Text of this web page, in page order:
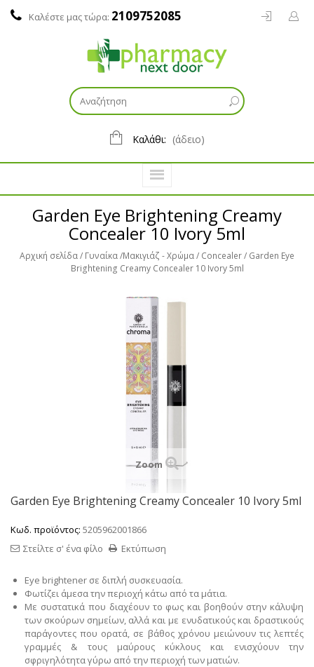
Καλέστε μας τώρα: 2109752085
Καλάθι: (άδειο)
Garden Eye Brightening Creamy
Concealer 10 Ivory 5ml
Αρχική σελίδα Γυναίκα Μακιγιάζ - Χρώμα Concealer
Garden Eye
Brightening Creamy Concealer 10 Ivory 5ml
Zoom
Garden Eye Brightening Creamy Concealer 10 Ivory 5ml
Κωδ. προϊόντος: 5205962001866
Εκτύπωση
Στείλτε σ' ένα φίλο
Eye brightener σε διπλή συσκευασία.
Φωτίζει άμεσα την περιοχή κάτω από τα μάτια.
Με συστατικά που διαχέουν το φως και βοηθούν στην κάλυψη
των σκούρων σημείων, αλλά και με ενυδατικούς και δραστικούς
παράγοντες που ορατά, σε βάθος χρόνου μειώνουν τις λεπτές
γραμμές & τους μαύρους κύκλους και ενισχύουν την
σφριγηλότητα γύρω από την περιοχή των ματιών.